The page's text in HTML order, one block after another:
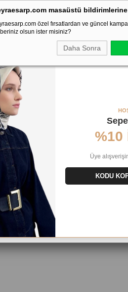
masaüstü
özel fırsatlardan ve güncel
olsun ister misiniz?
Daha Sonra
%10 EKSTRA İNDİRİM HEDİYE
Eşarp 49162 Gold Karışık Desen
%10
Üye
KODU